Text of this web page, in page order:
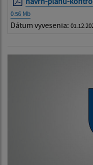
0.56 Mb
Dátum vyvesenia: